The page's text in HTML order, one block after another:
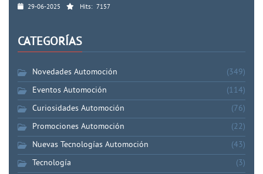
29-06-2025 Hits: 7157
CATEGORÍAS
Novedades Automoción
(349)
Eventos Automoción
(114)
Curiosidades Automoción
(76)
Promociones Automoción
(22)
Nuevas Tecnologías Automoción
(43)
Tecnología
(3)